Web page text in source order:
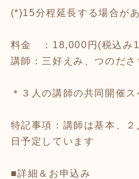
(*)15分程延長する場合が
料金 ：18,000円(税込み
講師：三好えみ、つのだ
＊３人の講師の共同開催
特記事項：講師は基本、
日予定しています
■詳細＆お申込み